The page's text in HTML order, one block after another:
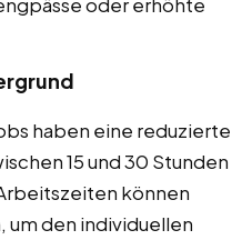
haben eine reduzierte
15 und 30 Stunden
können
den individuellen